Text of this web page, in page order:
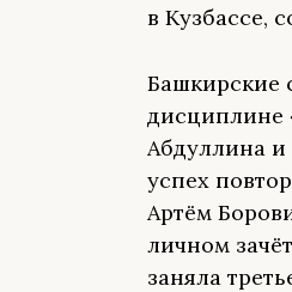
в Кузбассе,
Башкирские
дисциплине
Абдуллина и
успех
Артём
личном
заняла